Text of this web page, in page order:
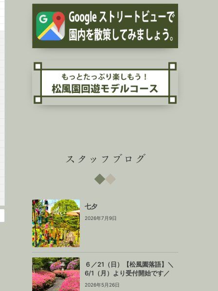
スタッフブログ
七夕
2026年7月9日
６／21（日）【松風園落語】＼
6/1（月）より受付開始です／
2026年5月26日